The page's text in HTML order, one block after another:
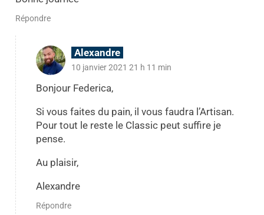
Répondre
Alexandre
10 janvier 2021 21 h 11 min
Bonjour Federica,
Si vous faites du pain, il vous faudra l’Artisan.
Pour tout le reste le Classic peut suffire je
pense.
Au plaisir,
Alexandre
Répondre